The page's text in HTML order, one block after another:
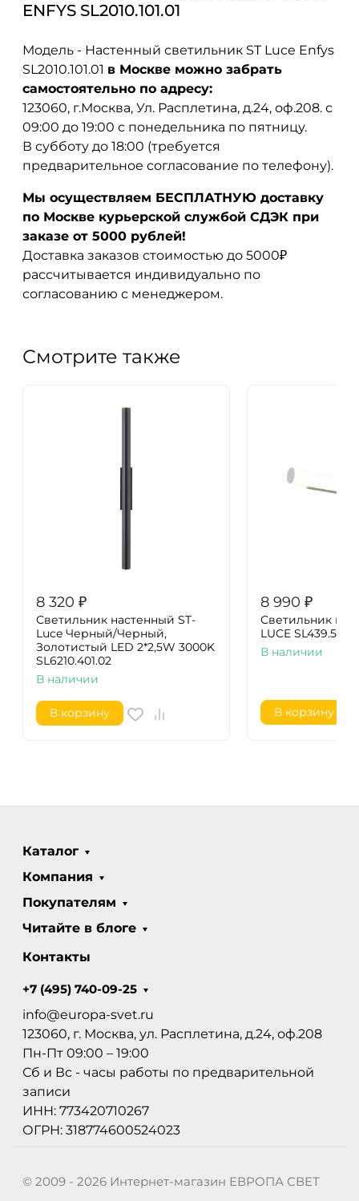
ENFYS SL2010.101.01
Модель - Настенный светильник ST Luce Enfys
SL2010.101.01 в Москве можно забрать
самостоятельно по адресу:
123060, г.Москва, Ул. Расплетина, д.24, оф.208. с
09:00 до 19:00 с понедельника по пятницу.
В субботу до 18:00 (требуется
предварительное согласование по телефону).
Мы осуществляем БЕСПЛАТНУЮ доставку
по Москве курьерской службой СДЭК при
заказе от 5000 рублей!
Доставка заказов стоимостью до 5000₽
рассчитывается индивидуально по
согласованию с менеджером.
Смотрите также
8 320 ₽
Светильник настенный ST-
Luce Черный/Черный,
Золотистый LED 2*2,5W 3000K
SL6210.401.02
В наличии
В корзину
8 990 ₽
Светильник
LUCE
В наличии
В корзину
Каталог
Компания
Покупателям
Читайте в блоге
Контакты
+7 (495) 740-09-25
info@europa-svet.ru
123060, г. Москва, ул. Расплетина, д.24, оф.208
Пн-Пт 09:00 – 19:00
Сб и Вс - часы работы по предварительной
записи
ИНН: 773420710267
ОГРН: 318774600524023
© 2009 - 2026 Интернет-магазин ЕВРОПА СВЕТ